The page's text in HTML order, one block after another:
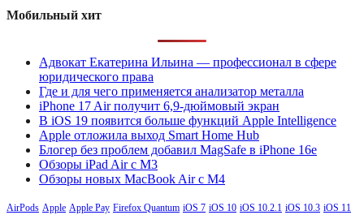
Мобильный хит
Адвокат Екатерина Ильина — профессионал в сфере
юридического права
Где и для чего применяется анализатор металла
iPhone 17 Air получит 6,9-дюймовый экран
В iOS 19 появится больше функций Apple Intelligence
Apple отложила выход Smart Home Hub
Блогер без проблем добавил MagSafe в iPhone 16e
Обзоры iPad Air с M3
Обзоры новых MacBook Air с M4
AirPods Apple Apple Pay Firefox Quantum iOS 7 iOS 10 iOS 10.2.1 iOS 10.3 iOS 11